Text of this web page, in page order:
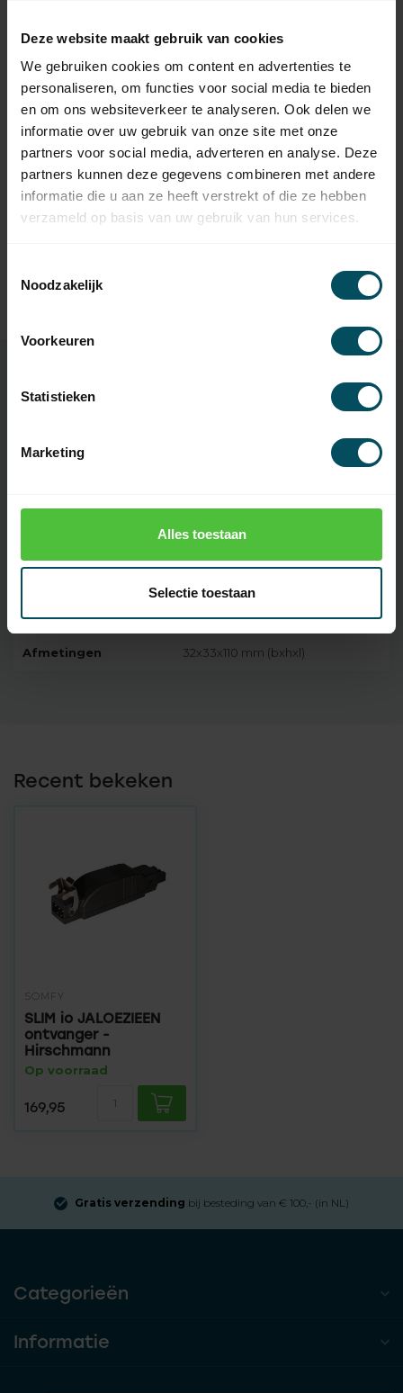
Deze website maakt gebruik van cookies
We gebruiken cookies om content en advertenties te
personaliseren, om functies voor social media te bieden
en om ons websiteverkeer te analyseren. Ook delen we
informatie over uw gebruik van onze site met onze
partners voor social media, adverteren en analyse. Deze
partners kunnen deze gegevens combineren met andere
informatie die u aan ze heeft verstrekt of die ze hebben
verzameld op basis van uw gebruik van hun services.
Noodzakelijk
Voorkeuren
Statistieken
Marketing
Alles toestaan
Selectie toestaan
HIRSCHMANN
Hirschmann ST-Serie
connector
Op voorraad
23,95
Somfy Situo 1 A/M io Pure II
afstandbediening
Op voorraad
76,95
io II afstandsbediening 99,95
SKU 1811131
Beschermingsklasse IP54
Afmetingen 32x33x110 mm (bxhxl)
Recent bekeken
SOMFY
SLIM io JALOEZIEEN
ontvanger -
Hirschmann
Op voorraad
169,95
Gratis verzending bij besteding van € 100,- (in NL)
Categorieën
Informatie